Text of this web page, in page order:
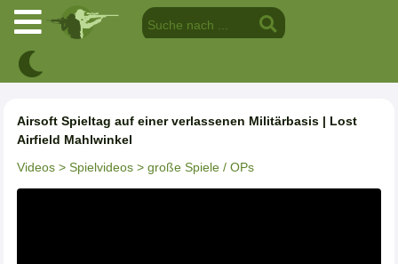
Airsoft Spieltag auf einer verlassenen Militärbasis | Lost
Airfield Mahlwinkel
Videos > Spielvideos > große Spiele / OPs